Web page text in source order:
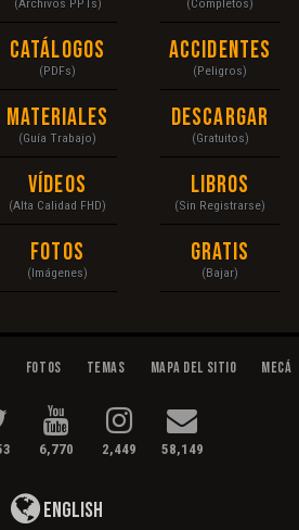
(Archivos PPTs)
Catálogos
(PDFs)
Materiales
(Guía Trabajo)
Vídeos
(Alta Calidad FHD)
Fotos
(Imágenes)
(Completos)
Accidentes
(Peligros)
Descargar
(Gratuitos)
Libros
(Sin Registrarse)
Gratis
(Bajar)
Fotos Temas Mapa del Sitio
6,770 2,449 58,149
English